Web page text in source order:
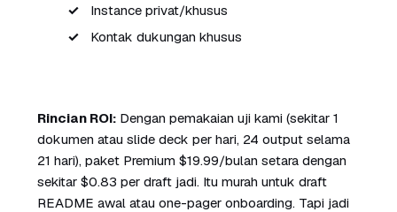
Instance privat/khusus
Kontak dukungan khusus
Rincian ROI:Dengan pemakaian uji kami (sekitar 1
dokumen atau slide deck per hari, 24 output selama
21 hari), paket Premium $19.99/bulan setara dengan
sekitar $0.83 per draft jadi. Itu murah untuk draft
README awal atau one-pager onboarding. Tapi jadi